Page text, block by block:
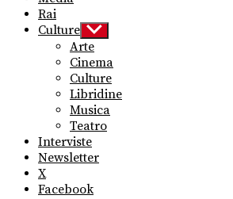
Rai
Culture Show
sub
menu
Arte
Cinema
Culture
Libridine
Musica
Teatro
Interviste
Newsletter
X
Facebook